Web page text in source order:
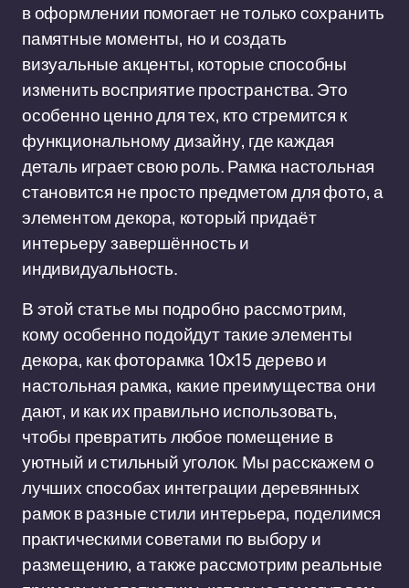
в оформлении помогает не только сохранить
памятные моменты, но и создать
визуальные акценты, которые способны
изменить восприятие пространства. Это
особенно ценно для тех, кто стремится к
функциональному дизайну, где каждая
деталь играет свою роль. Рамка настольная
становится не просто предметом для фото, а
элементом декора, который придаёт
интерьеру завершённость и
индивидуальность.
В этой статье мы подробно рассмотрим,
кому особенно подойдут такие элементы
декора, как фоторамка 10x15 дерево и
настольная рамка, какие преимущества они
дают, и как их правильно использовать,
чтобы превратить любое помещение в
уютный и стильный уголок. Мы расскажем о
лучших способах интеграции деревянных
рамок в разные стили интерьера, поделимся
практическими советами по выбору и
размещению, а также рассмотрим реальные